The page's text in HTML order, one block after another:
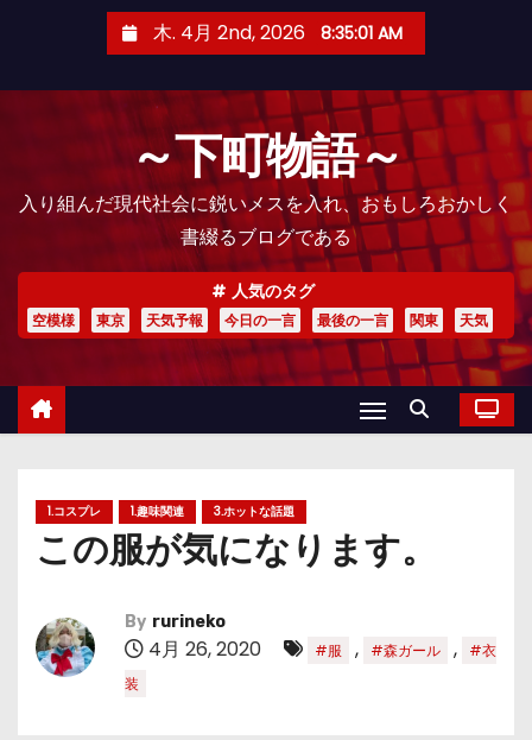
木. 4月 2nd, 2026 8:35:02 AM
～下町物語～
入り組んだ現代社会に鋭いメスを入れ、おもしろおかしく
書綴るブログである
人気のタグ
空模様 東京 天気予報 今日の一言 最後の一言 関東 天気
1.コスプレ 1.趣味関連 3.ホットな話題
この服が気になります。
By rurineko
4月 26, 2020 #服 , #森ガール ,
#衣
装